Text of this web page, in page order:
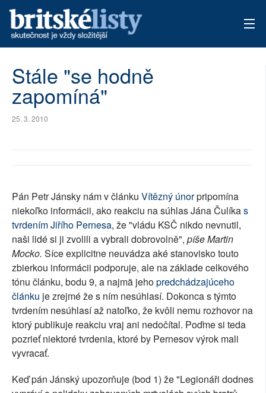
TÉMATA
Stále "se hodně
zapomíná"
25. 3. 2010
Pán Petr Jánsky nám v článku Vítězný únorpripomína
niekoľko informácii, ako reakciu na súhlas Jána Čulíkas
tvrdením Jiřího Pernesa, že "vládu KSČ nikdo nevnutil,
naši lidé si ji zvolili a vybrali dobrovolně", píše Martin
Mocko. Síce explicitne neuvádza aké stanovisko touto
zbierkou informácii podporuje, ale na základe celkového
tónu článku, bodu 9, a najmä jehopredchádzajúceho
článku je zrejmé že s ním nesúhlasí. Dokonca s týmto
tvrdením nesúhlasí až natoľko, že kvôli nemu rozhovor na
ktorý publikuje reakciu vraj ani nedočítal. Poďme si teda
pozrieť niektoré tvrdenia, ktoré by Pernesov výrok mali
vyvracať.
Keď pán Jánský upozorňuje (bod 1) že "Legionáři dodnes